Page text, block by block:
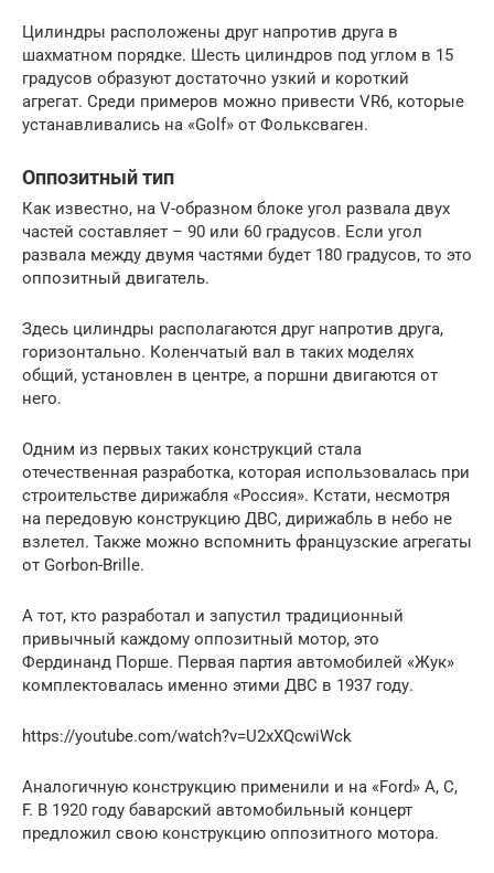
Цилиндры расположены друг напротив друга в
шахматном порядке. Шесть цилиндров под углом в 15
градусов образуют достаточно узкий и короткий
агрегат. Среди примеров можно привести VR6, которые
устанавливались на «Golf» от Фольксваген.
Оппозитный тип
Как известно, на V-образном блоке угол развала двух
частей составляет – 90 или 60 градусов. Если угол
развала между двумя частями будет 180 градусов, то это
оппозитный двигатель.
Здесь цилиндры располагаются друг напротив друга,
горизонтально. Коленчатый вал в таких моделях
общий, установлен в центре, а поршни двигаются от
него.
Одним из первых таких конструкций стала
отечественная разработка, которая использовалась при
строительстве дирижабля «Россия». Кстати, несмотря
на передовую конструкцию ДВС, дирижабль в небо не
взлетел. Также можно вспомнить французские агрегаты
от Gorbon-Brille.
А тот, кто разработал и запустил традиционный
привычный каждому оппозитный мотор, это
Фердинанд Порше. Первая партия автомобилей «Жук»
комплектовалась именно этими ДВС в 1937 году.
https://youtube.com/watch?v=U2xXQcwiWck
Аналогичную конструкцию применили и на «Ford» А, С,
F. В 1920 году баварский автомобильный концерт
предложил свою конструкцию оппозитного мотора.